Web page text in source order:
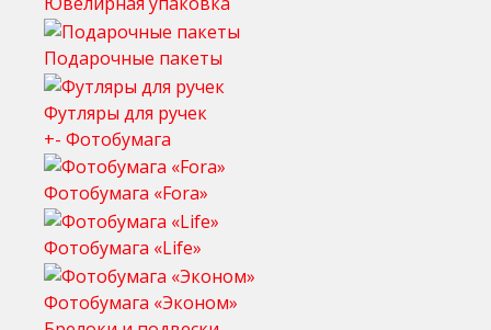
Подарочные пакеты
Футляры для ручек
+- Фотобумага
Фотобумага «Fora»
Фотобумага «Life»
Фотобумага «Эконом»